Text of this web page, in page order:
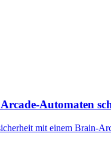
Automaten
mit einem Brain-